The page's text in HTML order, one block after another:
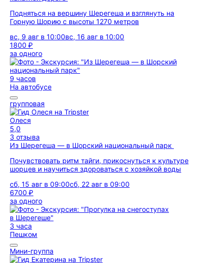
Подняться на вершину Шерегеша и взглянуть на
Горную Шорию с высоты 1270 метров
вс, 9 авг в 10:00вс, 16 авг в 10:00
1800 ₽
за одного
9 часов
На автобусе
групповая
Олеся
5,0
3 отзыва
Из Шерегеша — в Шорский национальный парк
Почувствовать ритм тайги, прикоснуться к культуре
шорцев и научиться здороваться с хозяйкой воды
сб, 15 авг в 09:00сб, 22 авг в 09:00
6700 ₽
за одного
3 часа
Пешком
Мини-группа